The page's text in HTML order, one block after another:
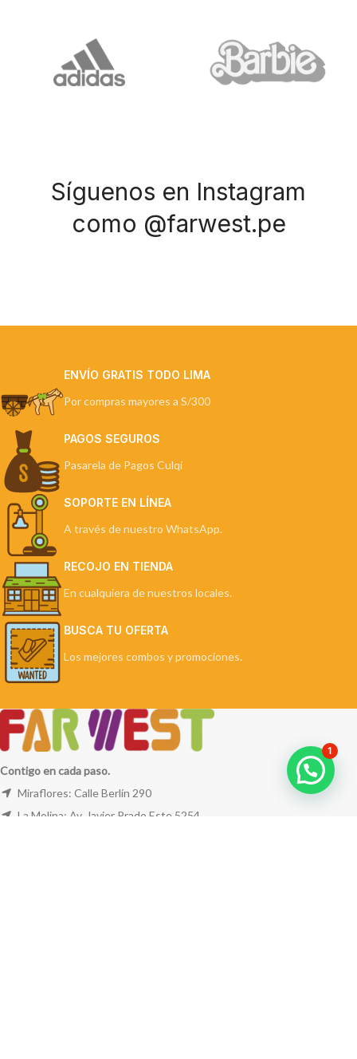
Síguenos en Instagram
como @farwest.pe
ENVÍO GRATIS TODO LIMA
Por compras mayores a S/300
PAGOS SEGUROS
Pasarela de Pagos Culqi
SOPORTE EN LÍNEA
A través de nuestro WhatsApp.
RECOJO EN TIENDA
En cualquiera de nuestros locales.
BUSCA TU OFERTA
Los mejores combos y promociones.
Contigo en cada paso.
Miraflores: Calle Berlín 290
La Molina: Av. Javier Prado Este 5254
1